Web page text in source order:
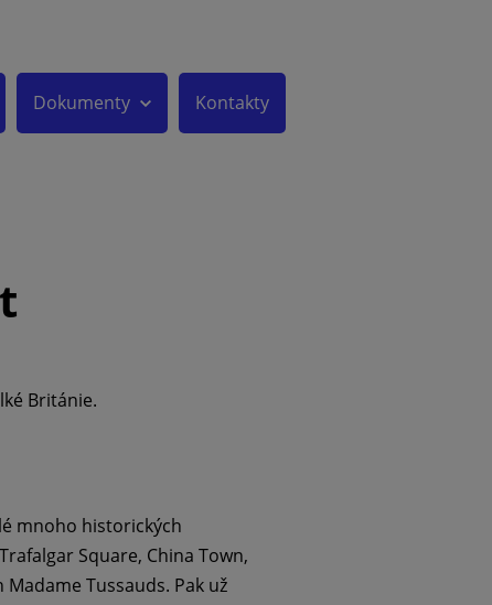
Dokumenty Kontakty
Británie.
mnoho historických
Square, China Town,
Tussauds. Pak už